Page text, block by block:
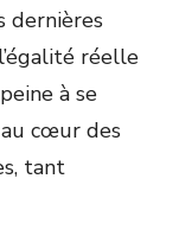
dernières
réelle
à se
cœur des
tant